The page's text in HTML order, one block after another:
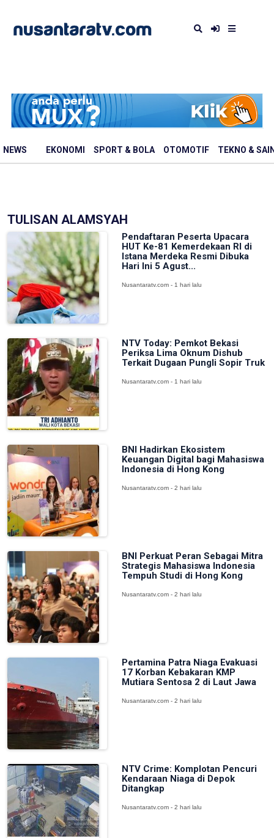
NEWS EKONOMI SPORT & BOLA OTOMOTIF TEKNO &
TULISAN ALAMSYAH
Pendaftaran Peserta Upacara
HUT Ke-81 Kemerdekaan RI di
Istana Merdeka Resmi Dibuka
Hari Ini 5 Agust...
Nusantaratv.com - 1 hari lalu
NTV Today: Pemkot Bekasi
Periksa Lima Oknum Dishub
Terkait Dugaan Pungli Sopir Truk
Nusantaratv.com - 1 hari lalu
BNI Hadirkan Ekosistem
Keuangan Digital bagi Mahasiswa
Indonesia di Hong Kong
Nusantaratv.com - 2 hari lalu
BNI Perkuat Peran Sebagai Mitra
Strategis Mahasiswa Indonesia
Tempuh Studi di Hong Kong
Nusantaratv.com - 2 hari lalu
Pertamina Patra Niaga Evakuasi
17 Korban Kebakaran KMP
Mutiara Sentosa 2 di Laut Jawa
Nusantaratv.com - 2 hari lalu
NTV Crime: Komplotan Pencuri
Kendaraan Niaga di Depok
Ditangkap
Nusantaratv.com - 2 hari lalu